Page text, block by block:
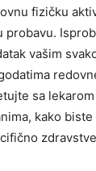
fizičku
probavu.
vašim
sa
kako